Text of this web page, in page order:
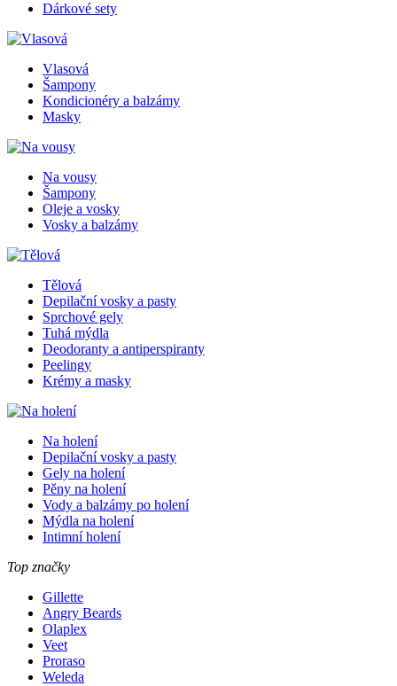
Dárkové sety
Vlasová
Šampony
Kondicionéry a balzámy
Masky
Na vousy
Šampony
Oleje a vosky
Vosky a balzámy
Tělová
Depilační vosky a pasty
Sprchové gely
Tuhá mýdla
Deodoranty a antiperspiranty
Peelingy
Krémy a masky
Na holení
Depilační vosky a pasty
Gely na holení
Pěny na holení
Vody a balzámy po holení
Mýdla na holení
Intimní holení
Top značky
Gillette
Angry Beards
Olaplex
Veet
Proraso
Weleda